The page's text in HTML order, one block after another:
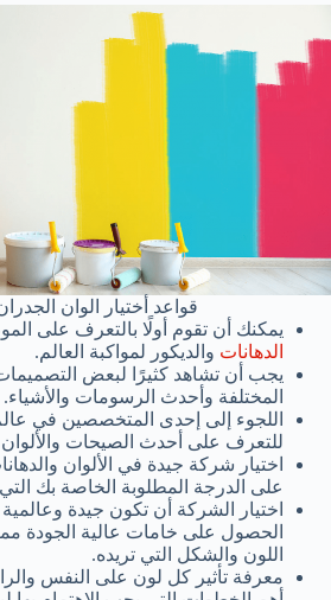
قواعد أختيار الوان
يمكنك أن تقوم أولًا بالتعرف على
الدهانات والديكور لمواكبة العالم.
يجب أن تشاهد كثيرًا لبعض
المختلفة وأحدث الرسومات والأشياء.
اللجوء إلى إحدى المتخصصين في عالم
للتعرف على أحدث الصيحات والألوان
اختيار شركة جيدة في الألوان
على الدرجة المطلوبة الخاصة بك التي
اختيار الشركة أن تكون جيدة
الحصول على خامات عالية الجودة
اللون والشكل التي تريده.
معرفة تأثير كل لون على النفس